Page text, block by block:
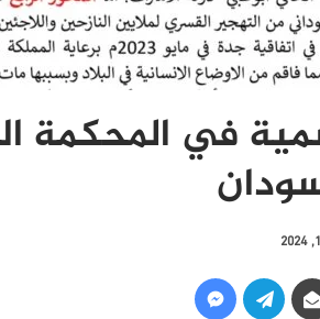
في المحكمة